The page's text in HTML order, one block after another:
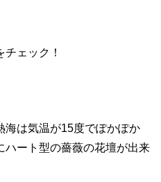
ェック！
海は気温が15度でぽかぽか
ハート型の薔薇の花壇が出来